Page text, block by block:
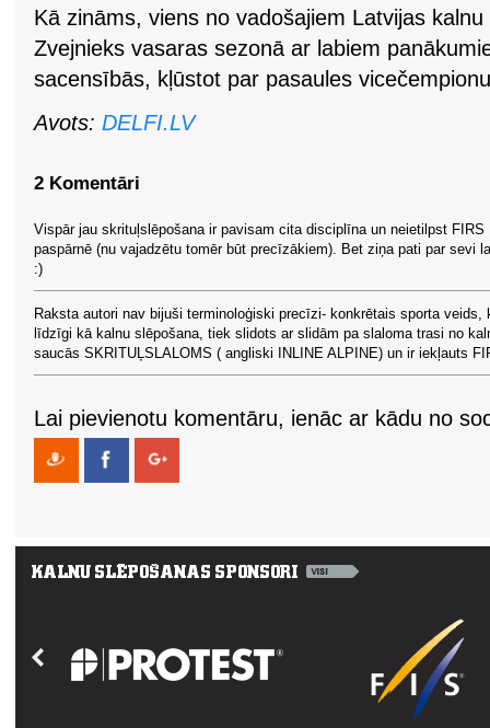
Kā zināms, viens no vadošajiem Latvijas
Zvejnieks vasaras sezonā ar labiem
sacensībās, kļūstot par pasaules
Avots: DELFI.LV
2 Komentāri
Vispār jau skrituļslēpošana ir pavisam cita disciplīna un neietilpst FIRS
paspārnē (nu vajadzētu tomēr būt precīzākiem). Bet ziņa pati par sevi
:)
Raksta autori nav bijuši terminoloģiski precīzi- konkrētais sporta veids,
līdzīgi kā kalnu slēpošana, tiek slidots ar slidām pa slaloma trasi no
saucās SKRITUĻSLALOMS ( angliski INLINE ALPINE) un ir iekļauts
Lai pievienotu komentāru, ienāc ar kādu no